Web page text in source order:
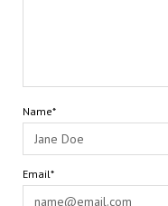
Name*
Email*